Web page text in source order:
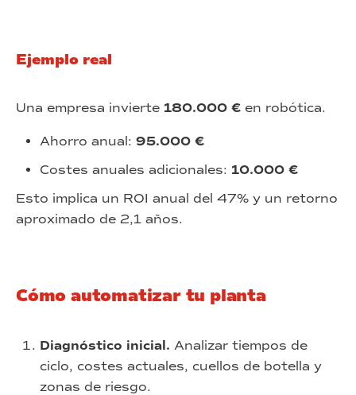
Ejemplo real
Una empresa invierte 180.000 € en robótica.
Ahorro anual: 95.000 €
Costes anuales adicionales: 10.000 €
Esto implica un ROI anual del 47% y un retorno
aproximado de 2,1 años.
Cómo automatizar tu planta
Diagnóstico inicial. Analizar tiempos de
ciclo, costes actuales, cuellos de botella y
zonas de riesgo.